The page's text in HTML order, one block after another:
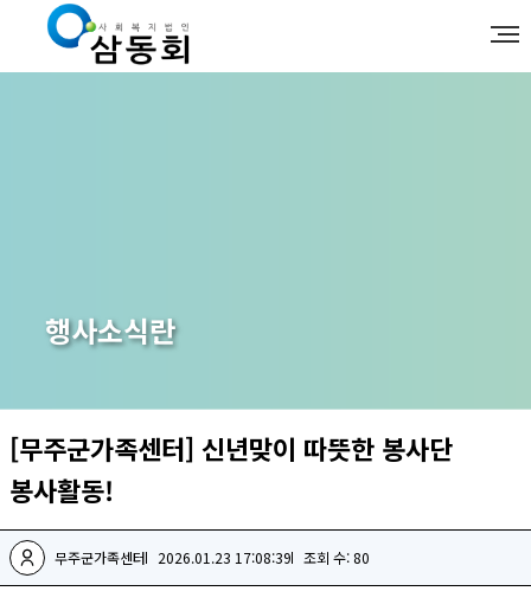
행사소식란
[무주군가족센터] 신년맞이 따뜻한 봉사단
봉사활동!
무주군가족센터 2026.01.23 17:08:39 조회 수: 80